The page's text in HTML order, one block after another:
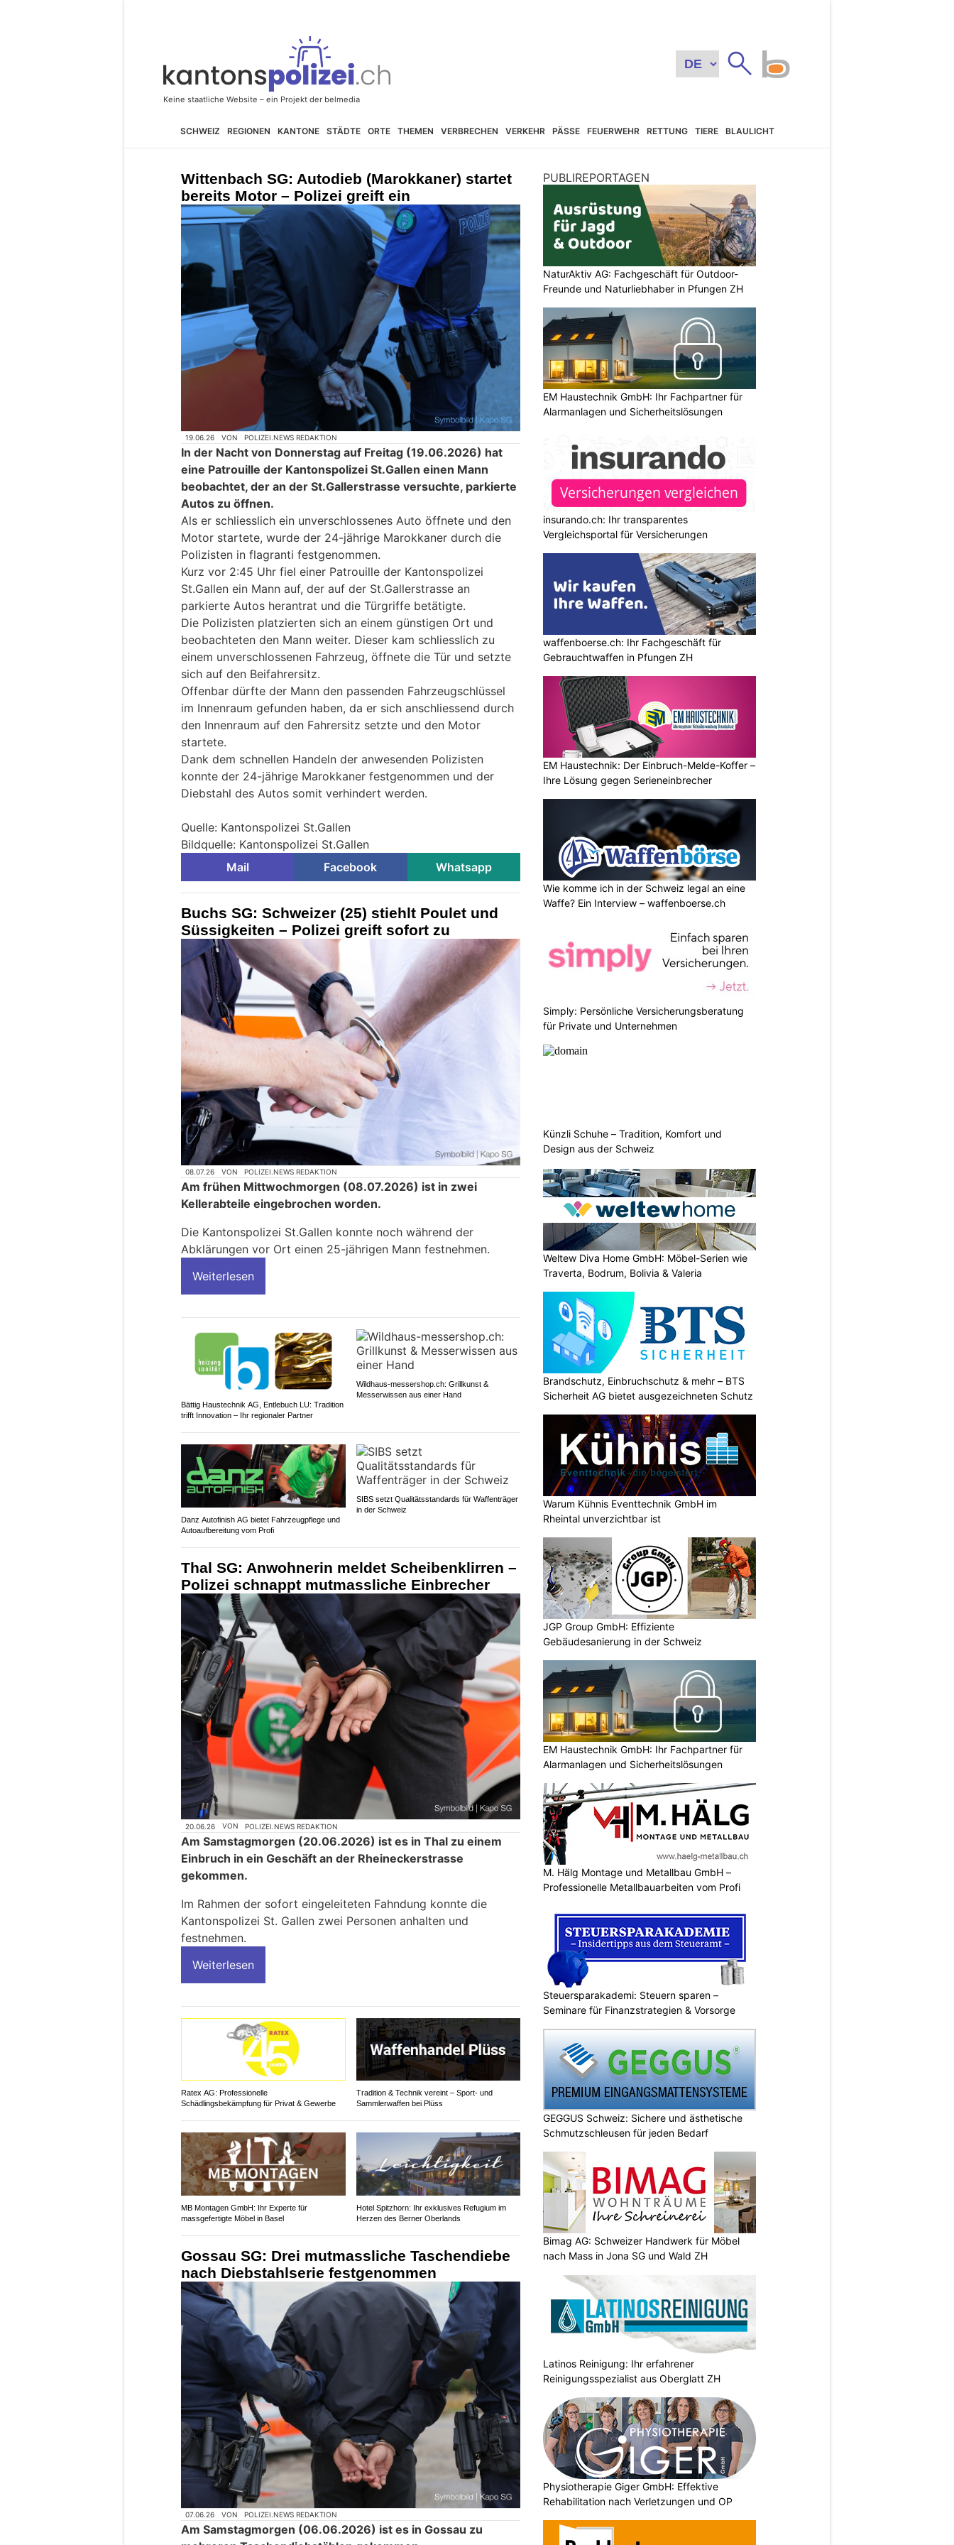
SCHWEIZ REGIONEN KANTONE STÄDTE ORTE THEMEN VERBRECHEN VERKEHR PÄSSE FEUERWEHR RETTUNG TIERE BLAULICHT
Wittenbach SG: Autodieb (Marokkaner) startet
bereits Motor – Polizei greift ein
19.06.26 VON POLIZEI.NEWS REDAKTION
In der Nacht von Donnerstag auf Freitag (19.06.2026) hat
eine Patrouille der Kantonspolizei St.Gallen einen Mann
beobachtet, der an der St.Gallerstrasse versuchte, parkierte
Autos zu öffnen.
Als er schliesslich ein unverschlossenes Auto öffnete und den
Motor startete, wurde der 24-jährige Marokkaner durch die
Polizisten in flagranti festgenommen.
Kurz vor 2:45 Uhr fiel einer Patrouille der Kantonspolizei
St.Gallen ein Mann auf, der auf der St.Gallerstrasse an
parkierte Autos herantrat und die Türgriffe betätigte.
Die Polizisten platzierten sich an einem günstigen Ort und
beobachteten den Mann weiter. Dieser kam schliesslich zu
einem unverschlossenen Fahrzeug, öffnete die Tür und setzte
sich auf den Beifahrersitz.
Offenbar dürfte der Mann den passenden Fahrzeugschlüssel
im Innenraum gefunden haben, da er sich anschliessend durch
den Innenraum auf den Fahrersitz setzte und den Motor
startete.
Dank dem schnellen Handeln der anwesenden Polizisten
konnte der 24-jährige Marokkaner festgenommen und der
Diebstahl des Autos somit verhindert werden.
Quelle: Kantonspolizei St.Gallen
Bildquelle: Kantonspolizei St.Gallen
Mail
Facebook Whatsapp
Buchs SG: Schweizer (25) stiehlt Poulet und
Süssigkeiten – Polizei greift sofort zu
08.07.26 VON POLIZEI.NEWS REDAKTION
Am frühen Mittwochmorgen (08.07.2026) ist in zwei
Kellerabteile eingebrochen worden.
Die Kantonspolizei St.Gallen konnte noch während der
Abklärungen vor Ort einen 25-jährigen Mann festnehmen.
Weiterlesen
Bättig Haustechnik AG, Entlebuch LU: Tradition
trifft Innovation – Ihr regionaler Partner
Wildhaus-messershop.ch: Grillkunst &
Messerwissen aus einer Hand
Danz Autofinish AG bietet Fahrzeugpflege und
Autoaufbereitung vom Profi
SIBS setzt Qualitätsstandards für Waffenträger
in der Schweiz
Thal SG: Anwohnerin meldet Scheibenklirren –
Polizei schnappt mutmassliche Einbrecher
20.06.26 VON POLIZEI.NEWS REDAKTION
Am Samstagmorgen (20.06.2026) ist es in Thal zu einem
Einbruch in ein Geschäft an der Rheineckerstrasse
gekommen.
Im Rahmen der sofort eingeleiteten Fahndung konnte die
Kantonspolizei St. Gallen zwei Personen anhalten und
festnehmen.
Weiterlesen
Ratex AG: Professionelle
Schädlingsbekämpfung für Privat & Gewerbe
Tradition & Technik vereint – Sport- und
Sammlerwaffen bei Plüss
MB Montagen GmbH: Ihr Experte für
massgefertigte Möbel in Basel
Hotel Spitzhorn: Ihr exklusives Refugium im
Herzen des Berner Oberlands
Gossau SG: Drei mutmassliche Taschendiebe
nach Diebstahlserie festgenommen
07.06.26 VON POLIZEI.NEWS REDAKTION
Am Samstagmorgen (06.06.2026) ist es in Gossau zu
PUBLIREPORTAGEN
NaturAktiv AG: Fachgeschäft für Outdoor-
Freunde und Naturliebhaber in Pfungen ZH
EM Haustechnik GmbH: Ihr Fachpartner für
Alarmanlagen und Sicherheitslösungen
insurando.ch: Ihr transparentes
Vergleichsportal für Versicherungen
waffenboerse.ch: Ihr Fachgeschäft für
Gebrauchtwaffen in Pfungen ZH
EM Haustechnik: Der Einbruch-Melde-Koffer –
Ihre Lösung gegen Serieneinbrecher
Wie komme ich in der Schweiz legal an eine
Waffe? Ein Interview – waffenboerse.ch
Simply: Persönliche Versicherungsberatung
für Private und Unternehmen
Künzli Schuhe – Tradition, Komfort und
Design aus der Schweiz
Weltew Diva Home GmbH: Möbel-Serien wie
Traverta, Bodrum, Bolivia & Valeria
Brandschutz, Einbruchschutz & mehr – BTS
Sicherheit AG bietet ausgezeichneten Schutz
Warum Kühnis Eventtechnik GmbH im
Rheintal unverzichtbar ist
JGP Group GmbH: Effiziente
Gebäudesanierung in der Schweiz
EM Haustechnik GmbH: Ihr Fachpartner für
Alarmanlagen und Sicherheitslösungen
M. Hälg Montage und Metallbau GmbH –
Professionelle Metallbauarbeiten vom Profi
Steuersparakademi: Steuern sparen –
Seminare für Finanzstrategien & Vorsorge
GEGGUS Schweiz: Sichere und ästhetische
Schmutzschleusen für jeden Bedarf
Bimag AG: Schweizer Handwerk für Möbel
nach Mass in Jona SG und Wald ZH
Latinos Reinigung: Ihr erfahrener
Reinigungsspezialist aus Oberglatt ZH
Physiotherapie Giger GmbH: Effektive
Rehabilitation nach Verletzungen und OP